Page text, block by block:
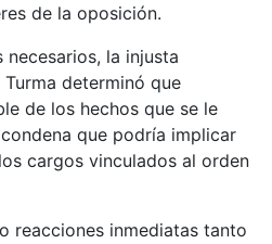
de la oposición.
la injusta
determinó que
de los hechos que se le
que podría implicar
cargos vinculados al orden
reacciones inmediatas tanto